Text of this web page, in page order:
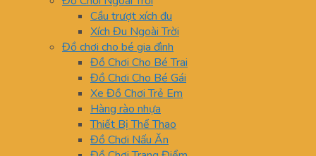
Cầu trượt xích đu
Xích Đu Ngoài Trời
Đồ chơi cho bé gia đình
Đồ Chơi Cho Bé Trai
Đồ Chơi Cho Bé Gái
Xe Đồ Chơi Trẻ Em
Hàng rào nhựa
Thiết Bị Thể Thao
Đồ Chơi Nấu Ăn